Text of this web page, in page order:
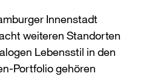
Innenstadt
weiteren Standorten
Lebensstil in den
Portfolio gehören